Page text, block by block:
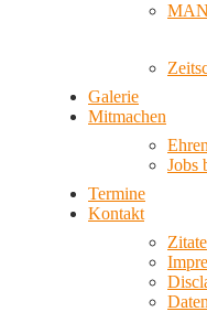
Galerie
Mitmachen
Jobs
Termine
Kontakt
Zitate